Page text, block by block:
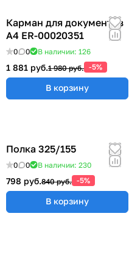
Карман для документов
А4 ER-00020351
0 0 В наличии: 126
1 881 руб.1 980 руб. -5%
В корзину
Полка 325/155
0 0 В наличии: 230
798 руб.840 руб. -5%
В корзину